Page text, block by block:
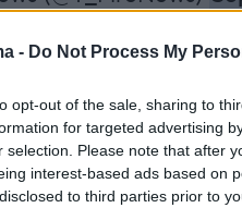
- Do Not Process My
opt-out of the sale, sharing to
for targeted advertising
selection. Please note that after
interest-based ads based on
to third parties prior to
δεν είχε
ο βυθός της